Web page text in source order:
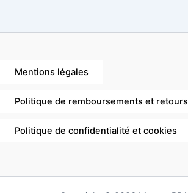
Mentions légales
Politique de remboursements et retours
Politique de confidentialité et cookies